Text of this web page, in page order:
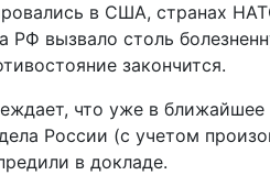
в США, странах
РФ вызвало столь
закончится.
что уже в ближайшее
России (с учетом
в докладе.